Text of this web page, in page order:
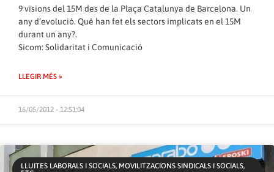
9 visions del 15M des de la Plaça Catalunya de Barcelona. Un
any d’evolució. Què han fet els sectors implicats en el 15M
durant un any?.
Sicom: Solidaritat i Comunicació
LLEGIR MÉS »
16/05/2012 - 12:51:04
LLUITES LABORALS I SOCIALS, MOVILITZACIONS SINDICALS I SOCIALS,